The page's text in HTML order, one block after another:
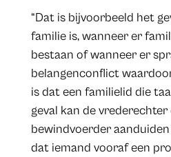
“Dat is bijvoorbeeld het
familie is, wanneer er
bestaan of wanneer er
belangenconflict
is dat een familielid die
geval kan de
bewindvoerder
dat iemand vooraf een